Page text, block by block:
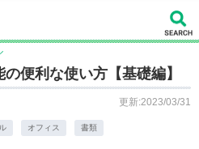
便利な使い方【基礎編】
更新:2023/03/31
オフィス 書類